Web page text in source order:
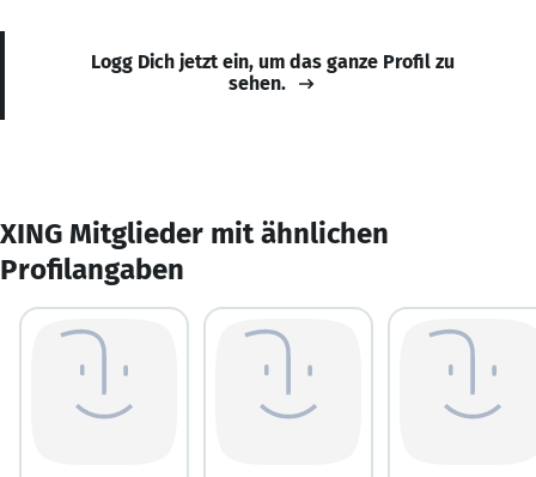
Logg Dich jetzt ein, um das ganze Profil zu
sehen.
XING Mitglieder mit ähnlichen
Profilangaben